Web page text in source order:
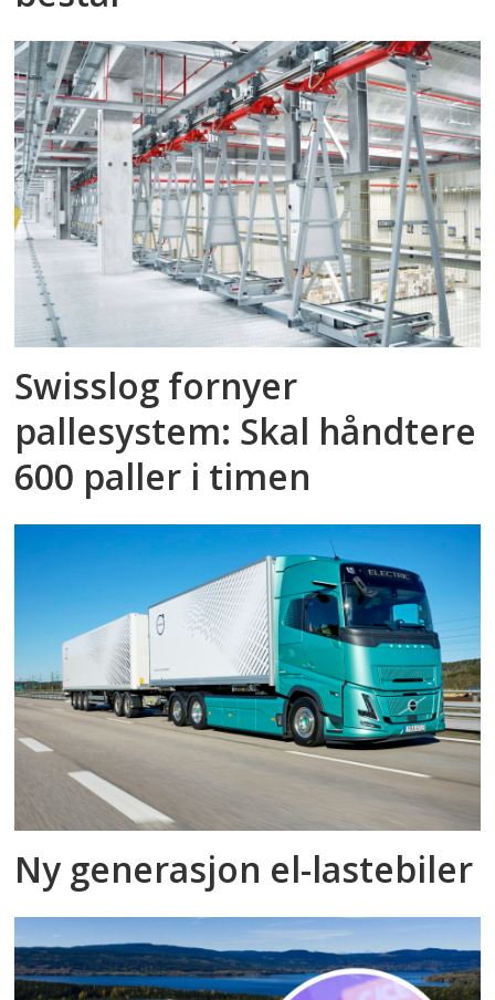
Swisslog fornyer
pallesystem: Skal håndtere
600 paller i timen
Ny generasjon el-lastebiler